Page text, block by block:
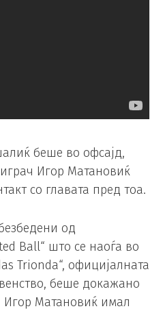
беше во офсајд,
Игор Матановиќ
со главата пред тоа.
од
Ball“ што се наоѓа во
Trionda“, официјалната
беше докажано
Игор Матановиќ имал